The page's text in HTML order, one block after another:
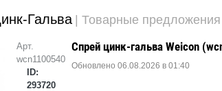
Гальва | Товарные предложения
Арт.
wcn11005400
ID:
293720
Спрей цинк-гальва Weicon
Обновлено 06.08.2026 в 01:40